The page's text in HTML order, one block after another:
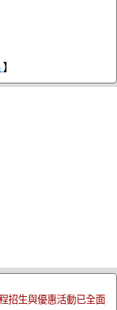
】
招生與優惠活動已全面